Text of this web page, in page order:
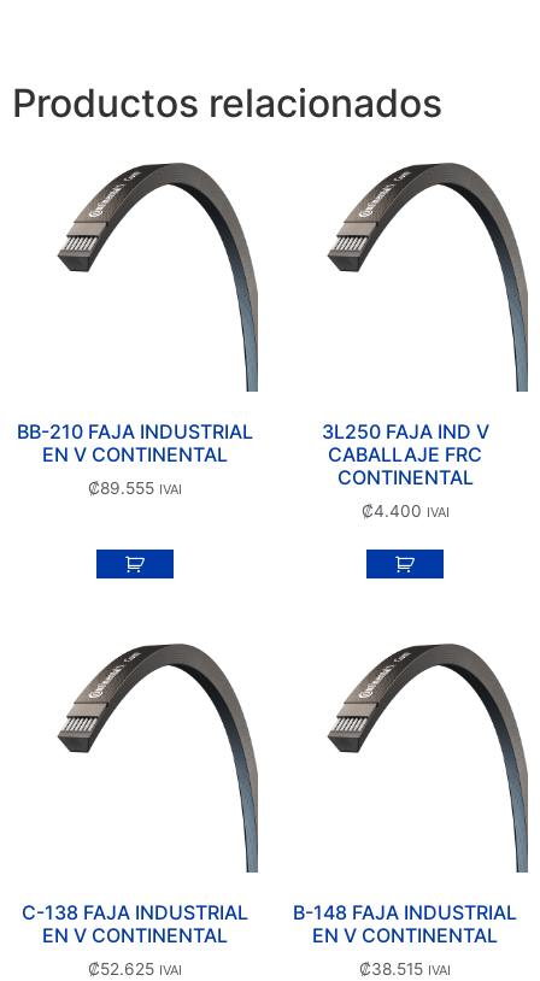
Productos relacionados
BB-210 FAJA INDUSTRIAL
EN V CONTINENTAL
₡89.555 IVAI
3L250 FAJA IND V
CABALLAJE FRC
CONTINENTAL
₡4.400 IVAI
C-138 FAJA INDUSTRIAL
EN V CONTINENTAL
₡52.625 IVAI
B-148 FAJA INDUSTRIAL
EN V CONTINENTAL
₡38.515 IVAI